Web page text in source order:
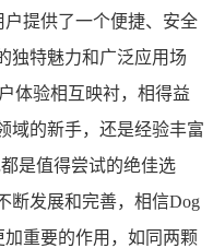
户提供了一个便捷、安全
独特魅力和广泛应用场
体验相互映衬，相得益
域的新手，还是经验丰富
是值得尝试的绝佳选
断发展和完善，相信Dog
重要的作用，如同两颗